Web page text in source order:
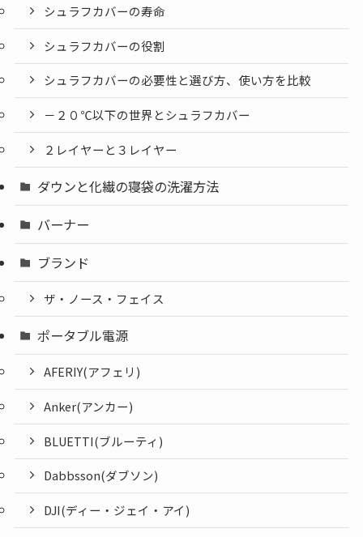
シュラフカバーの寿命
シュラフカバーの役割
シュラフカバーの必要性と選び方、使い方を比較
－２０℃以下の世界とシュラフカバー
２レイヤーと３レイヤー
ダウンと化繊の寝袋の洗濯方法
バーナー
ブランド
ザ・ノース・フェイス
ポータブル電源
AFERIY(アフェリ)
Anker(アンカー)
BLUETTI(ブルーティ)
Dabbsson(ダブソン)
DJI(ディー・ジェイ・アイ)